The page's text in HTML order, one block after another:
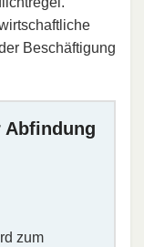
Beschäftigung
Abfindung
zum